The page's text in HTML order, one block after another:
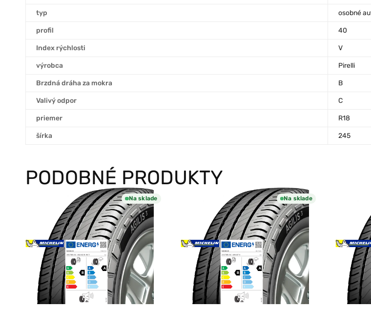
typ osobné
profil 40
Index rýchlosti V
výrobca Pirelli
Brzdná dráha za mokra B
Valivý odpor C
priemer R18
šírka 245
PODOBNÉ PRODUKTY
Na sklade Na sklade